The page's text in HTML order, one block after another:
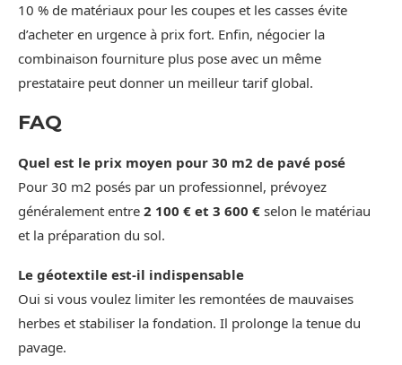
10 % de matériaux pour les coupes et les casses évite
d’acheter en urgence à prix fort. Enfin, négocier la
combinaison fourniture plus pose avec un même
prestataire peut donner un meilleur tarif global.
FAQ
Quel est le prix moyen pour 30 m2 de pavé posé
Pour 30 m2 posés par un professionnel, prévoyez
généralement entre 2 100 € et 3 600 € selon le matériau
et la préparation du sol.
Le géotextile est‑il indispensable
Oui si vous voulez limiter les remontées de mauvaises
herbes et stabiliser la fondation. Il prolonge la tenue du
pavage.